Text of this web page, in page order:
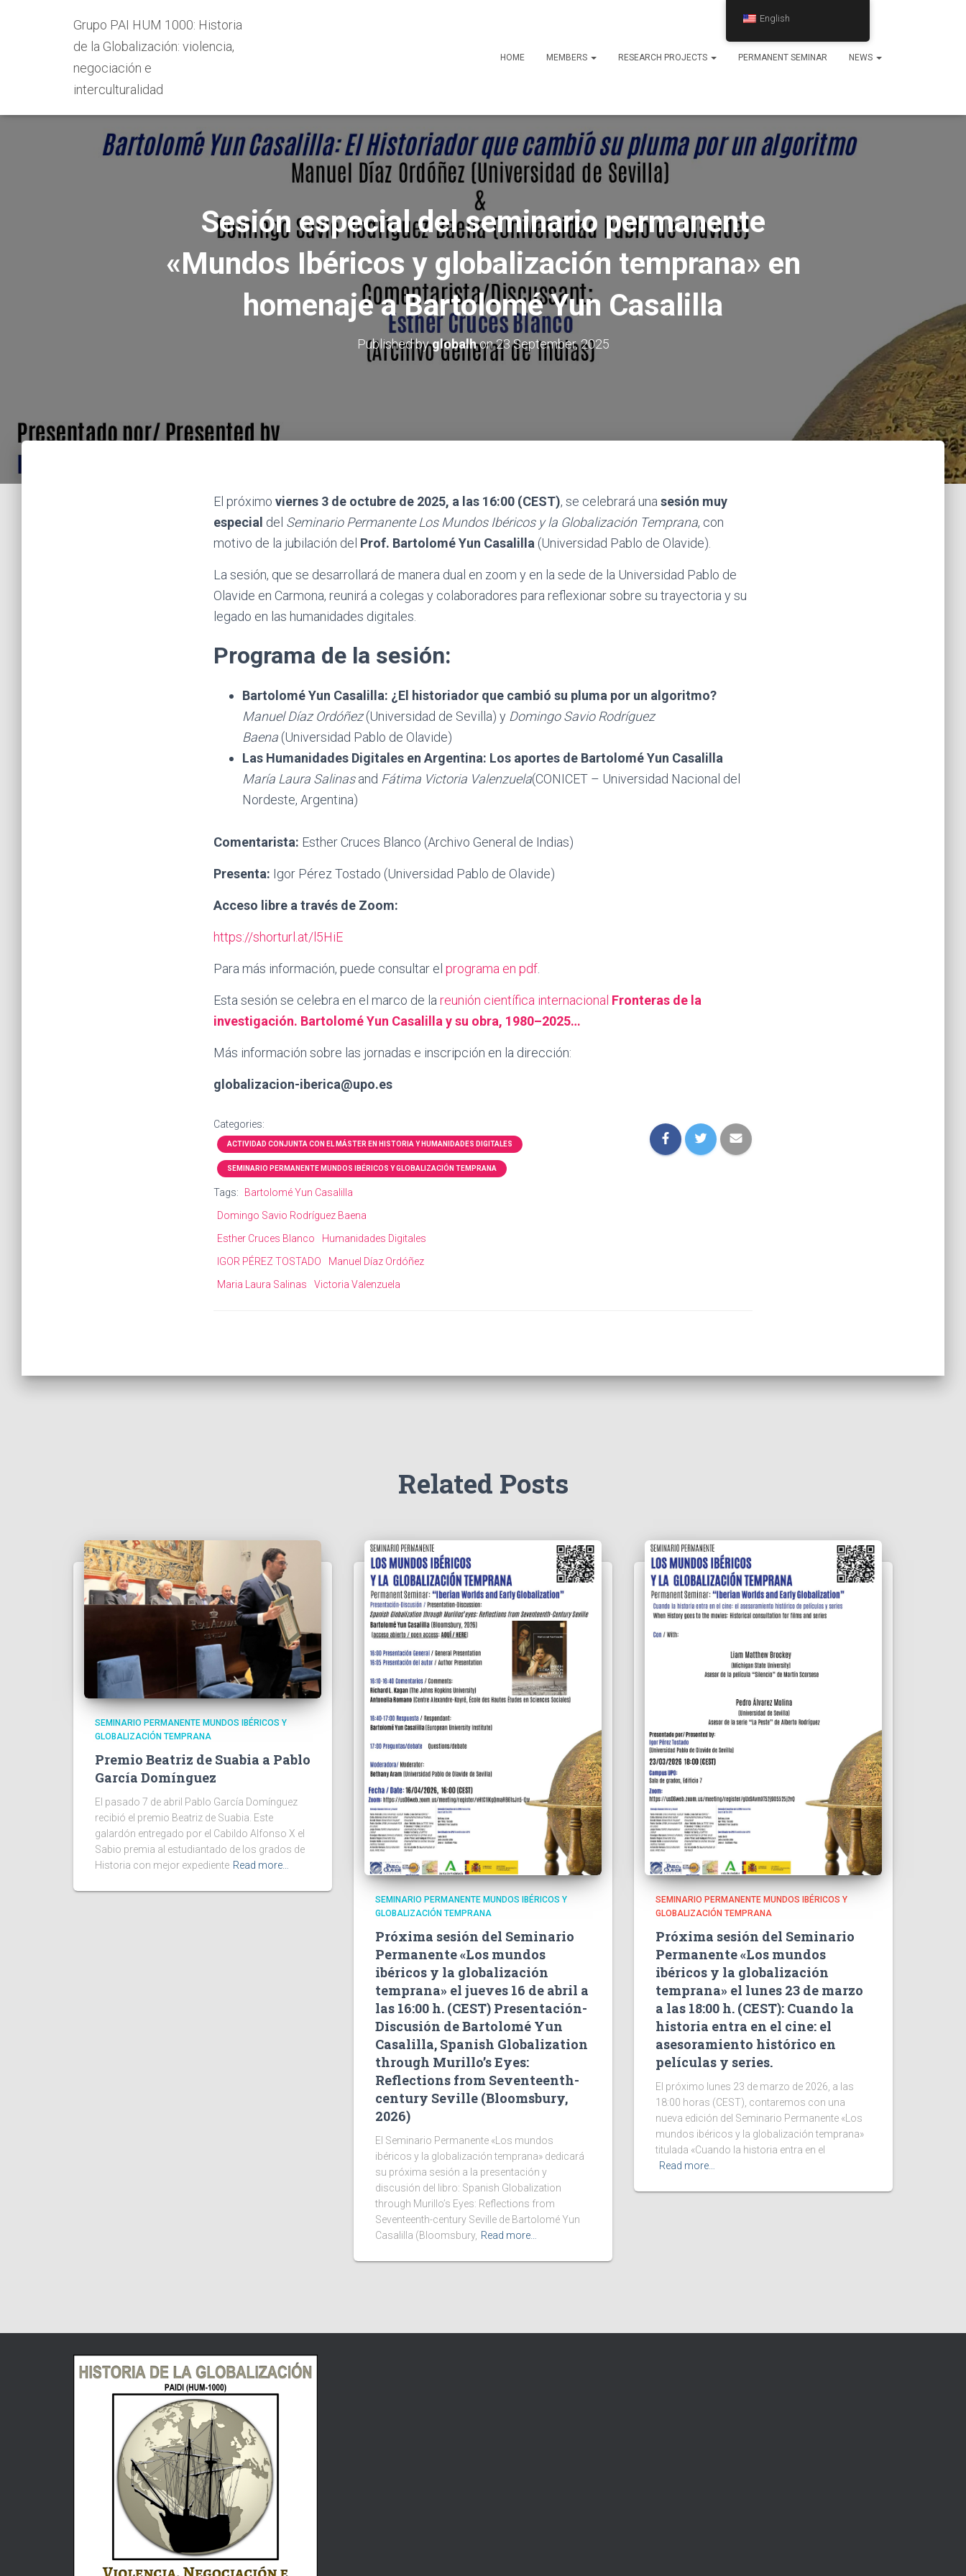
Grupo PAI HUM 1000: Historia
de la Globalización: violencia,
negociación e
interculturalidad
HOME MEMBERS RESEARCH PROJECTS PERMANENT SEMINAR NEWS
Sesión especial del seminario permanente
«Mundos Ibéricos y globalización temprana» en
homenaje a Bartolomé Yun Casalilla
Published byglobalhon23 September, 2025
El próximo viernes 3 de octubre de 2025, a las 16:00 (CEST), se celebrará una sesión muy
especial del Seminario Permanente Los Mundos Ibéricos y la Globalización Temprana, con
motivo de la jubilación del Prof. Bartolomé Yun Casalilla (Universidad Pablo de Olavide).
La sesión, que se desarrollará de manera dual en zoom y en la sede de la Universidad Pablo de
Olavide en Carmona, reunirá a colegas y colaboradores para reflexionar sobre su trayectoria y su
legado en las humanidades digitales.
Programa de la sesión:
Bartolomé Yun Casalilla: ¿El historiador que cambió su pluma por un algoritmo?
Manuel Díaz Ordóñez(Universidad de Sevilla) y Domingo Savio Rodríguez
Baena (Universidad Pablo de Olavide)
Las Humanidades Digitales en Argentina: Los aportes de Bartolomé Yun Casalilla
María Laura Salinasand Fátima Victoria Valenzuela(CONICET – Universidad Nacional del
Nordeste, Argentina)
Comentarista: Esther Cruces Blanco (Archivo General de Indias)
Presenta: Igor Pérez Tostado (Universidad Pablo de Olavide)
Acceso libre a través de Zoom:
https://shorturl.at/l5HiE
Para más información, puede consultar el programa en pdf
Esta sesión se celebra en el marco de la reunión científica internacional Fronteras de la
investigación. Bartolomé Yun Casalilla y su obra, 1980–2025…
Más información sobre las jornadas e inscripción en la dirección:
globalizacion-iberica@upo.es
Categories:
ACTIVIDAD CONJUNTA CON EL MÁSTER EN HISTORIA Y HUMANIDADES DIGITALES
SEMINARIO PERMANENTE MUNDOS IBÉRICOS Y GLOBALIZACIÓN TEMPRANA
Tags:
Bartolomé Yun Casalilla
Domingo Savio Rodríguez Baena
Esther Cruces Blanco
Humanidades Digitales
IGOR PÉREZ TOSTADO
Manuel Díaz Ordóñez
Maria Laura Salinas
Victoria Valenzuela
Related Posts
SEMINARIO PERMANENTE MUNDOS IBÉRICOS Y
GLOBALIZACIÓN TEMPRANA
Premio Beatriz de Suabia a Pablo
García Domínguez
El pasado 7 de abril Pablo García Domínguez
recibió el premio Beatriz de Suabia. Este
galardón entregado por el Cabildo Alfonso X el
Sabio premia al estudiantado de los grados de
Historia con mejor expediente Read more…
SEMINARIO PERMANENTE MUNDOS IBÉRICOS Y
GLOBALIZACIÓN TEMPRANA
Próxima sesión del Seminario
Permanente «Los mundos
ibéricos y la globalización
temprana» el jueves 16 de abril a
las 16:00 h. (CEST) Presentación-
Discusión de Bartolomé Yun
Casalilla, Spanish Globalization
through Murillo’s Eyes:
Reflections from Seventeenth-
century Seville (Bloomsbury,
2026)
El Seminario Permanente «Los mundos
ibéricos y la globalización temprana» dedicará
su próxima sesión a la presentación y
discusión del libro: Spanish Globalization
through Murillo’s Eyes: Reflections from
Seventeenth-century Seville de Bartolomé Yun
Casalilla (Bloomsbury, Read more…
SEMINARIO PERMANENTE MUNDOS IBÉRICOS Y
GLOBALIZACIÓN TEMPRANA
Próxima sesión del Seminario
Permanente «Los mundos
ibéricos y la globalización
temprana» el lunes 23 de marzo
a las 18:00 h. (CEST): Cuando la
historia entra en el cine: el
asesoramiento histórico en
películas y series.
El próximo lunes 23 de marzo de 2026, a las
18:00 horas (CEST), contaremos con una
nueva edición del Seminario Permanente «Los
mundos ibéricos y la globalización temprana»
titulada «Cuando la historia entra en el
Read more…
English